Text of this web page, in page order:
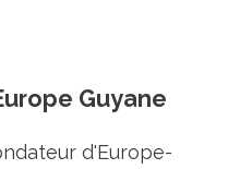
Guyane
d'Europe-